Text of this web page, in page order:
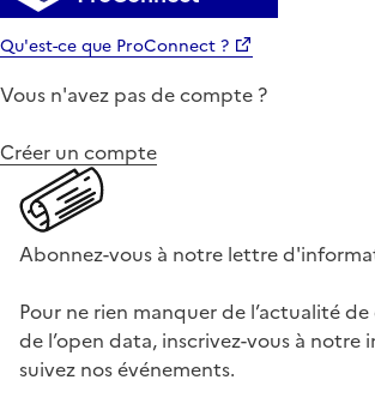
Qu'est-ce que ProConnect ?
Vous n'avez pas de compte ?
Créer un compte
Abonnez-vous à notre lettre
Pour ne rien manquer de l’actualité
de l’open data, inscrivez-vous à notre
suivez nos événements.